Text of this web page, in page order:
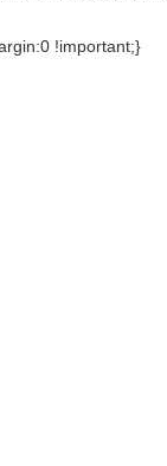
!important;}